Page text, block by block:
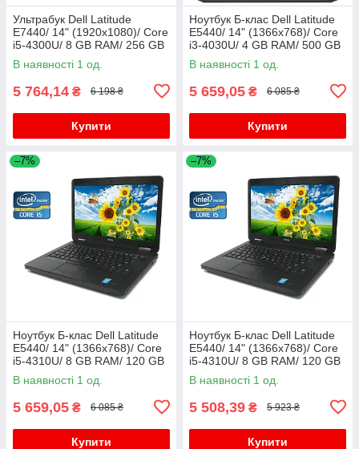
Ультрабук Dell Latitude
E7440/ 14" (1920x1080)/ Core
i5-4300U/ 8 GB RAM/ 256 GB
SSD/ HD 4400/ АКБ 0%
В наявності 1 од.
5 764,14 ₴ 6 198 ₴
Купити
Ноутбук Б-клас Dell Latitude
E5440/ 14" (1366x768)/ Core
i3-4030U/ 4 GB RAM/ 500 GB
HDD/ HD 4400
В наявності 1 од.
5 659,05 ₴ 6 085 ₴
Купити
–7%
Ноутбук Б-клас Dell Latitude
E5440/ 14" (1366x768)/ Core
i5-4310U/ 8 GB RAM/ 120 GB
SSD/ HD 4400
В наявності 1 од.
5 659,05 ₴ 6 085 ₴
Купити
–7%
Ноутбук Б-клас Dell Latitude
E5440/ 14" (1366x768)/ Core
i5-4310U/ 8 GB RAM/ 120 GB
SSD/ HD 4400
В наявності 1 од.
5 508,39 ₴ 5 923 ₴
Купити